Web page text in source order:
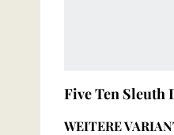
Five Ten Sleuth
WEITERE